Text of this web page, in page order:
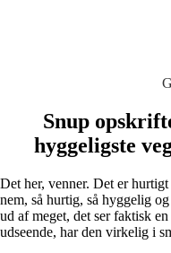
Snup
hyggeligste
Det her, venner. Det er
nem, så hurtig, så hyggelig
ud af meget, det ser faktisk
udseende, har den virkelig i